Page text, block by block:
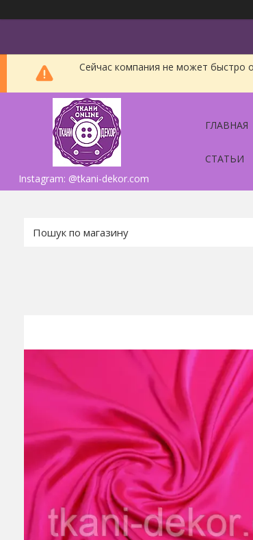
Сейчас компания не может быстро
Instagram: @tkani-dekor.com
ГЛАВНАЯ
СТАТЬИ